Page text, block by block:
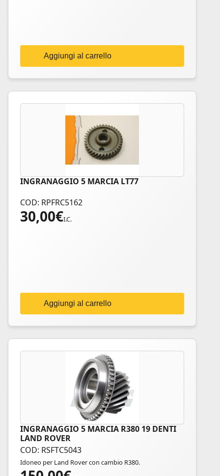
Aggiungi al carrello
INGRANAGGIO 5 MARCIA LT77
COD: RPFRC5162
30,00€I.C.
Aggiungi al carrello
INGRANAGGIO 5 MARCIA R380 19 DENTI
LAND ROVER
COD: RSFTC5043
Idoneo per Land Rover con cambio R380.